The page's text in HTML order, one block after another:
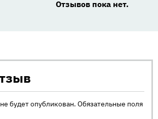
Отзывов пока нет.
будет опубликован. Обязательные поля